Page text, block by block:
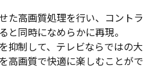
た高画質処理を行い、コントラ
と同時になめらかに再現。
抑制して、テレビならではの大
高画質で快適に楽しむことがで